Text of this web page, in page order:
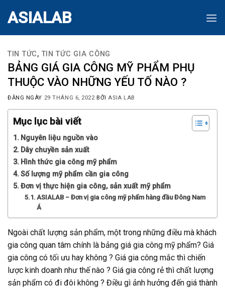
ASIALAB
TIN TỨC,TIN TỨC GIA CÔNG
BẢNG GIÁ GIA CÔNG MỸ PHẨM PHỤ
THUỘC VÀO NHỮNG YẾU TỐ NÀO ?
ĐĂNG NGÀY 29 THÁNG 6, 2022BỞIASIA LAB
Mục lục bài viết
Nguyên liệu nguồn vào
Dây chuyền sản xuất
Hình thức gia công mỹ phẩm
Số lượng mỹ phẩm cần gia công
Đơn vị thực hiện gia công, sản xuất mỹ phẩm
ASIALAB – Đơn vị gia công mỹ phẩm hàng đầu Đông Nam
Á
Ngoài chất lượng sản phẩm, một trong những điều mà khách
gia công quan tâm chính là bảng giá gia công mỹ phẩm? Giá
gia công có tối ưu hay không ? Giá gia công mắc thì chiến
lược kinh doanh như thế nào ? Giá gia công rẻ thì chất lượng
sản phẩm có đi đôi không ? Điều gì ảnh hưởng đến giá thành